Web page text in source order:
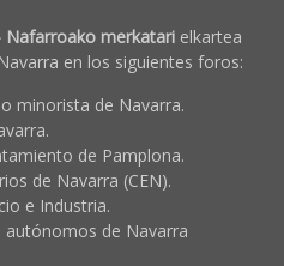
Nafarroako merkatarielkartea
en los siguientes foros:
minorista de Navarra.
de Pamplona.
de Navarra (CEN).
e Industria.
de Navarra